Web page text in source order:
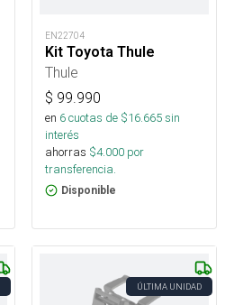
EN22704
Kit Toyota Thule
Thule
$ 99.990
en 6cuotas de $16.665sin
interés
ahorras $4.000 por
transferencia.
Disponible
ÚLTIMA UNIDAD